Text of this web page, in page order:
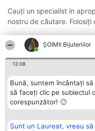
ŞOIMII Bijuteriilor
12:08
Bună, suntem încântați
să faceți clic pe subiectul
corespunzător! 🙂
Sunt un Laureat, vreau
Cauți un specialist in
nostru de căutare.
Organizator Ranking